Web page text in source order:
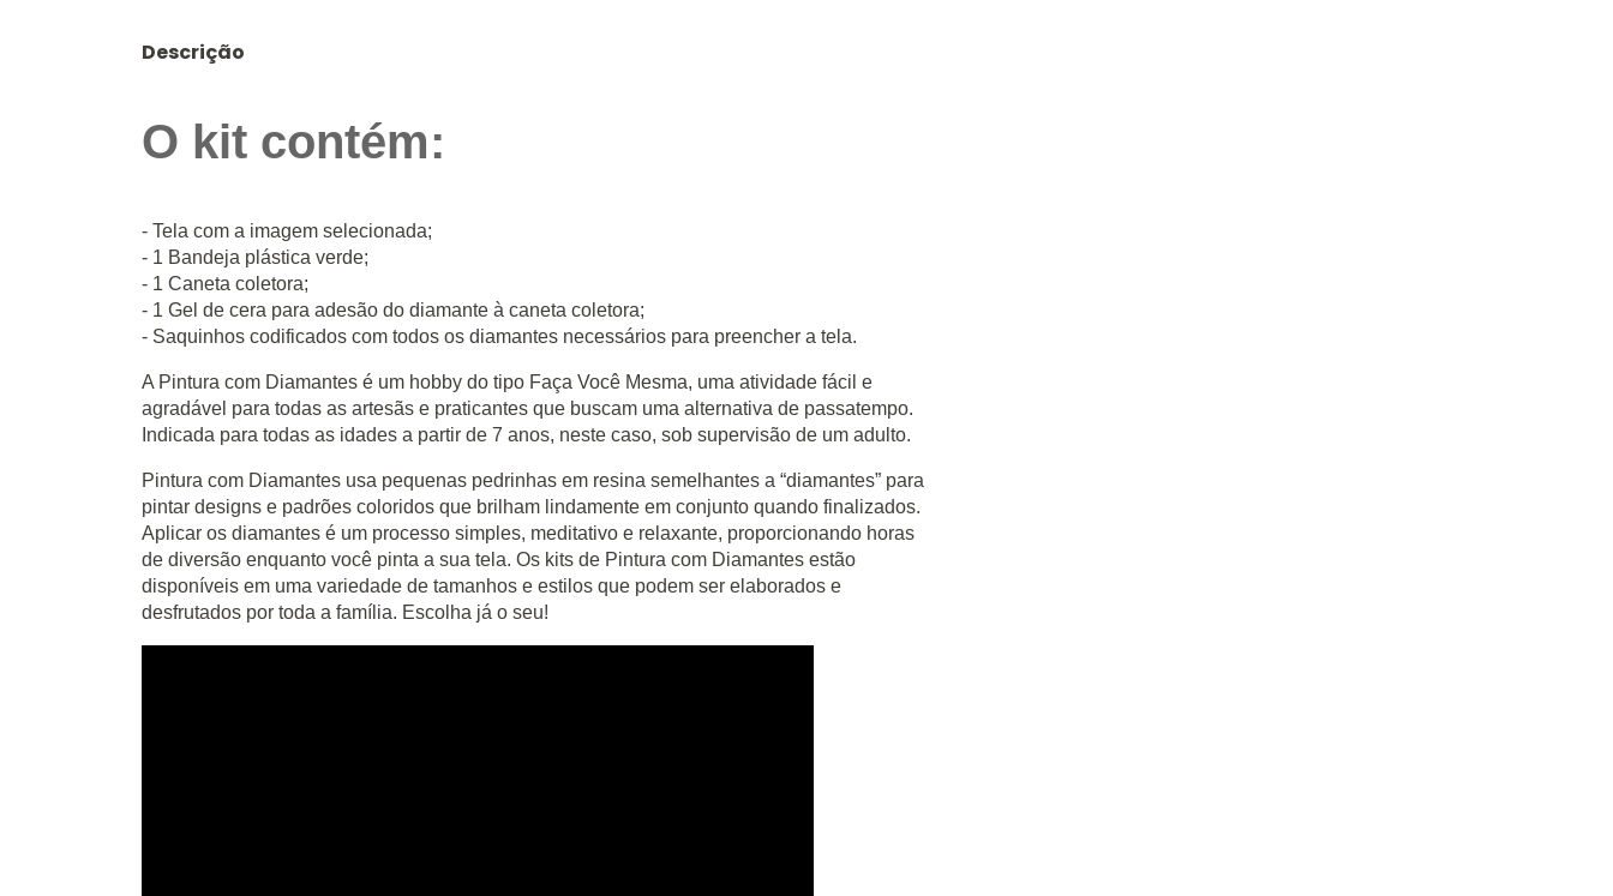
Descrição
O kit contém:
- Tela com a imagem selecionada;
- 1 Bandeja plástica verde;
- 1 Caneta coletora;
- 1 Gel de cera para adesão do diamante à caneta coletora;
- Saquinhos codificados com todos os diamantes necessários para preencher a tela.
A Pintura com Diamantes é um hobby do tipo Faça Você Mesma, uma atividade fácil e
agradável para todas as artesãs e praticantes que buscam uma alternativa de passatempo.
Indicada para todas as idades a partir de 7 anos, neste caso, sob supervisão de um adulto.
Pintura com Diamantes usa pequenas pedrinhas em resina semelhantes a “diamantes” para
pintar designs e padrões coloridos que brilham lindamente em conjunto quando finalizados.
Aplicar os diamantes é um processo simples, meditativo e relaxante, proporcionando horas
de diversão enquanto você pinta a sua tela. Os kits de Pintura com Diamantes estão
disponíveis em uma variedade de tamanhos e estilos que podem ser elaborados e
desfrutados por toda a família. Escolha já o seu!